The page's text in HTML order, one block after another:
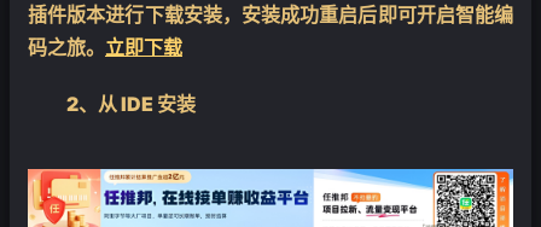
插件版本进行下载安装，安装成功重启后即可开启智能编
码之旅。 立即下载
2、从 IDE 安装